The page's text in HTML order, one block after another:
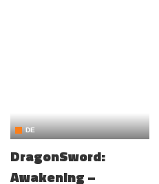
DE
DragonSword:
Awakening –